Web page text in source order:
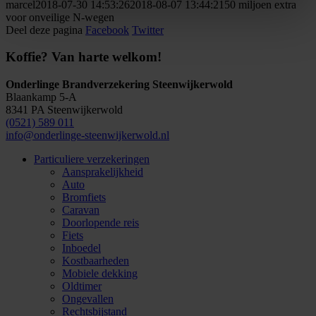
marcel2018-07-30 14:53:262018-08-07 13:44:21 50 miljoen extra
voor onveilige N-wegen
Deel deze pagina Facebook Twitter
Koffie? Van harte welkom!
Onderlinge Brandverzekering Steenwijkerwold
Blaankamp 5-A
8341 PA Steenwijkerwold
(0521) 589 011
info@onderlinge-steenwijkerwold.nl
Particuliere verzekeringen
Aansprakelijkheid
Auto
Bromfiets
Caravan
Doorlopende reis
Fiets
Inboedel
Kostbaarheden
Mobiele dekking
Oldtimer
Ongevallen
Rechtsbijstand